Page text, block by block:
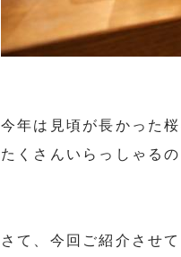
今年は見頃が長かった
たくさんいらっしゃる
さて、今回ご紹介させ